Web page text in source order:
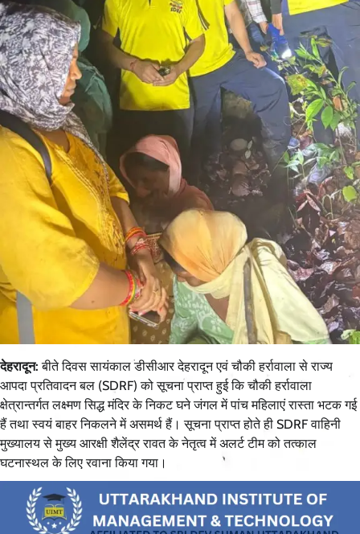
देहरादून: बीते दिवस सायंकाल डीसीआर देहरादून एवं चौकी हर्रावाला से राज्य
आपदा प्रतिवादन बल (SDRF) को सूचना प्राप्त हुई कि चौकी हर्रावाला
क्षेत्रान्तर्गत लक्ष्मण सिद्ध मंदिर के निकट घने जंगल में पांच महिलाएं रास्ता भटक गई
हैं तथा स्वयं बाहर निकलने में असमर्थ हैं। सूचना प्राप्त होते ही SDRF वाहिनी
मुख्यालय से मुख्य आरक्षी शैलेंद्र रावत के नेतृत्व में अलर्ट टीम को तत्काल
घटनास्थल के लिए रवाना किया गया।